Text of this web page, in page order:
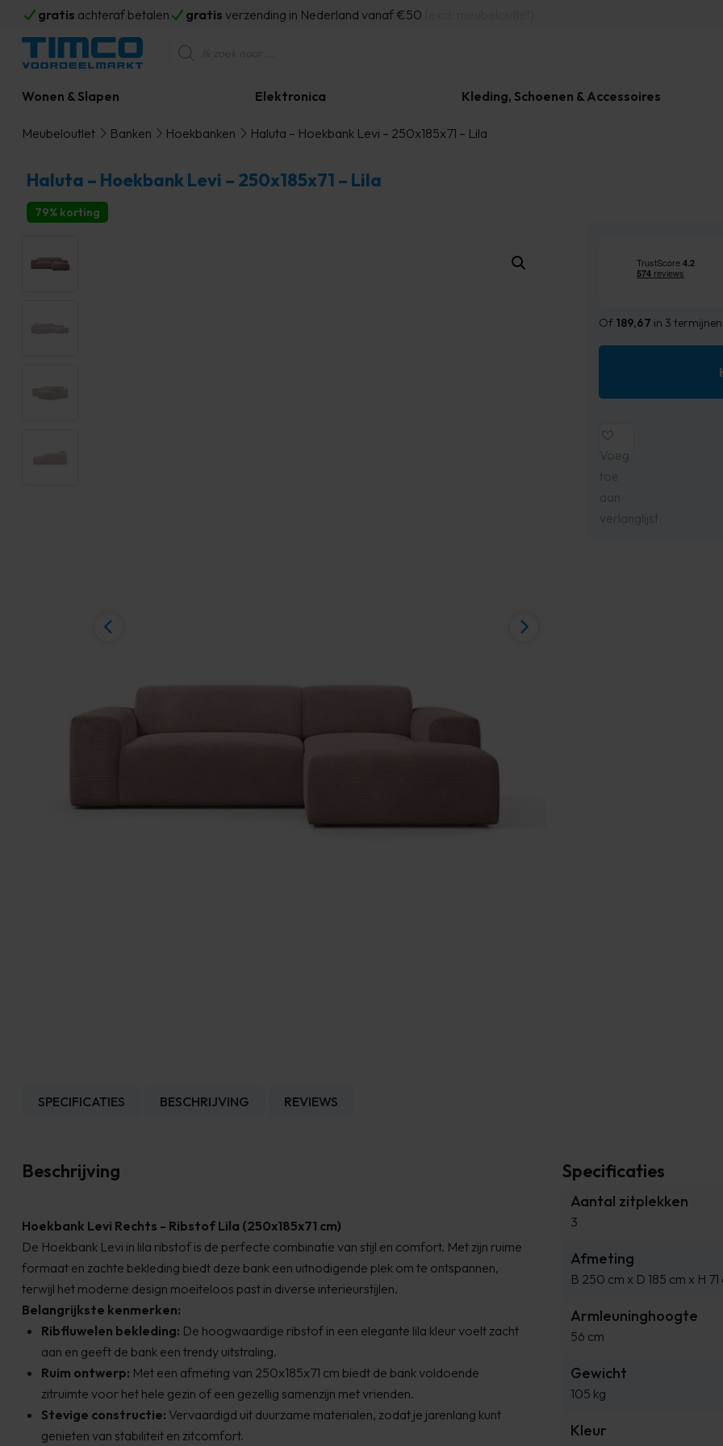
gratis achteraf betalen gratis verzending in Nederland vanaf €50
Producten
zoeken
Wonen & Slapen Elektronica Kleding, Schoenen & Accessoires
Meubeloutlet Banken Hoekbanken Haluta – Hoekbank Levi – 250x185x71 – Lila
Haluta – Hoekbank Levi – 250x185x71 – Lila
79% korting
Of 189,67 in 3 termijnen
Voeg
SPECIFICATIES BESCHRIJVING REVIEWS
Beschrijving
Hoekbank Levi Rechts - Ribstof Lila (250x185x71 cm)
De Hoekbank Levi in lila ribstof is de perfecte combinatie van stijl en comfort. Met zijn ruime
formaat en zachte bekleding biedt deze bank een uitnodigende plek om te ontspannen,
terwijl het moderne design moeiteloos past in diverse interieurstijlen.
Belangrijkste kenmerken:
Ribfluwelen bekleding: De hoogwaardige ribstof in een elegante lila kleur voelt zacht
aan en geeft de bank een trendy uitstraling.
Ruim ontwerp: Met een afmeting van 250x185x71 cm biedt de bank voldoende
zitruimte voor het hele gezin of een gezellig samenzijn met vrienden.
Stevige constructie: Vervaardigd uit duurzame materialen, zodat je jarenlang kunt
genieten van stabiliteit en zitcomfort.
Specificaties
Aantal zitplekken
3
Afmeting
B 250 cm x D 185 cm x H 71
Armleuninghoogte
56 cm
Gewicht
105 kg
Kleur